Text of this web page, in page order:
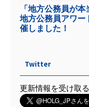
Twitter
更新情報を受け取る